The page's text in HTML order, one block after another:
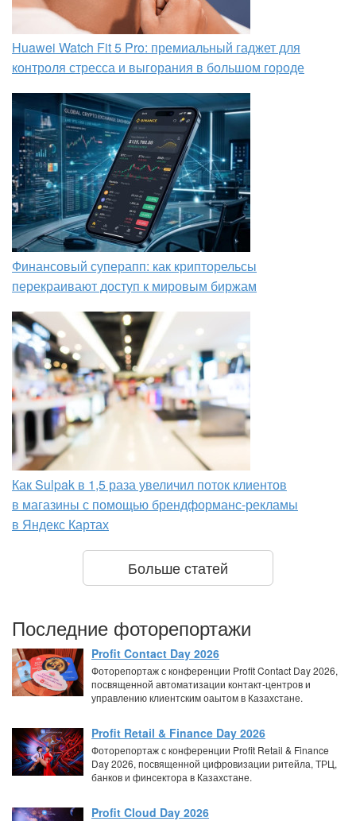
Huawei Watch Fit 5 Pro: премиальный гаджет для
контроля стресса и выгорания в большом городе
Финансовый суперапп: как крипторельсы
перекраивают доступ к мировым биржам
Как Sulpak в 1,5 раза увеличил поток клиентов
в магазины с помощью брендформанс-рекламы
в Яндекс Картах
Больше статей
Последние фоторепортажи
Profit Contact Day 2026
Фоторепортаж с конференции Profit Contact Day 2026,
посвященной автоматизации контакт-центров и
управлению клиентским оаытом в Казахстане.
Profit Retail & Finance Day 2026
Фоторепортаж с конференции Profit Retail & Finance
Day 2026, посвященной цифровизации ритейла, ТРЦ,
банков и финсектора в Казахстане.
Profit Cloud Day 2026